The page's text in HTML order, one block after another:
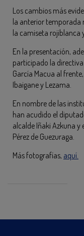
Los cambios más
la anterior temporada
la camiseta rojiblanca
En la presentación,
participado la
García Macua al
Ibaigane y Lezama.
En nombre de las
han acudido el
alcalde Iñaki Azkuna y
Pérez de Guezuraga.
Más fotografías, aquí.